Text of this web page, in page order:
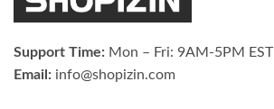
Support Time: Mon – Fri: 9AM-5PM EST
Email: info@shopizin.com